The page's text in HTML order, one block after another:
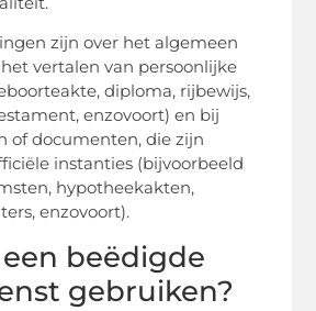
zijn over het algemeen
vertalen van persoonlijke
diploma, rijbewijs,
enzovoort) en bij
of documenten, die zijn
instanties (bijvoorbeeld
hypotheekakten,
enzovoort).
beëdigde
gebruiken?